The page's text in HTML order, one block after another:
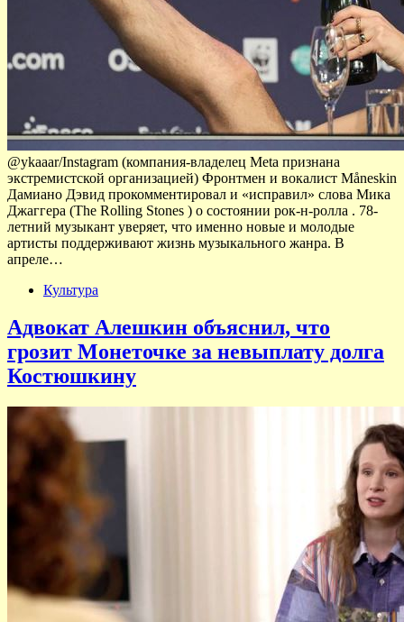
@ykaaar/Instagram (компания-владелец Meta признана
экстремистской организацией) Фронтмен и вокалист Måneskin
Дамиано Дэвид прокомментировал и «исправил» слова Мика
Джаггера (The Rolling Stones ) о состоянии рок-н-ролла . 78-
летний музыкант уверяет, что именно новые и молодые
артисты поддерживают жизнь музыкального жанра. В
апреле…
Культура
Адвокат Алешкин объяснил, что
грозит Монеточке за невыплату долга
Костюшкину